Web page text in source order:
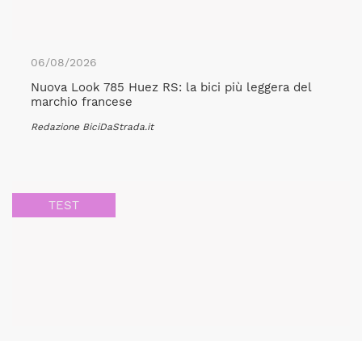
06/08/2026
Nuova Look 785 Huez RS: la bici più leggera del
marchio francese
Redazione BiciDaStrada.it
TEST